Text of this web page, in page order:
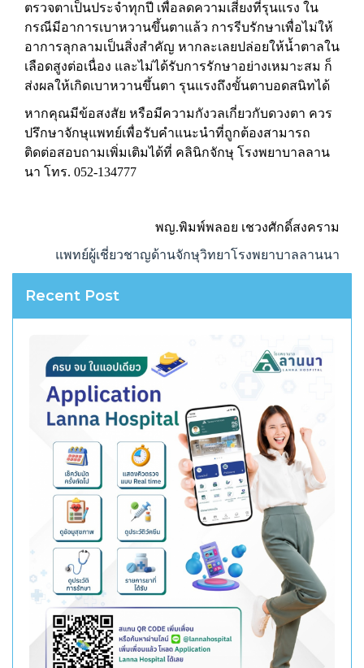
ตรวจตาเป็นประจำทุกปี เพื่อลดความเสี่ยงที่รุนแรง ใน
กรณีมีอาการเบาหวานขึ้นตาแล้ว การรีบรักษาเพื่อไม่ให้
อาการลุกลามเป็นสิ่งสำคัญ หากละเลยปล่อยให้น้ำตาลใน
เลือดสูงต่อเนื่อง และไม่ได้รับการรักษาอย่างเหมาะสม ก็
ส่งผลให้เกิดเบาหวานขึ้นตา รุนแรงถึงขั้นตาบอดสนิทได้
หากคุณมีข้อสงสัย หรือมีความกังวลเกี่ยวกับดวงตา ควร
ปรึกษาจักษุแพทย์เพื่อรับคำแนะนำที่ถูกต้องสามารถ
ติดต่อสอบถามเพิ่มเติมได้ที่ คลินิกจักษุ โรงพยาบาลลาน
นา โทร. 052-134777
พญ.พิมพ์พลอย เชวงศักดิ์สงคราม
แพทย์ผู้เชี่ยวชาญด้านจักษุวิทยาโรงพยาบาลลานนา
Recent Post